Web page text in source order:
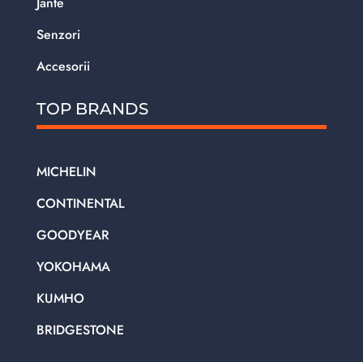
Senzori
Accesorii
TOP BRANDS
MICHELIN
CONTINENTAL
GOODYEAR
YOKOHAMA
KUMHO
BRIDGESTONE